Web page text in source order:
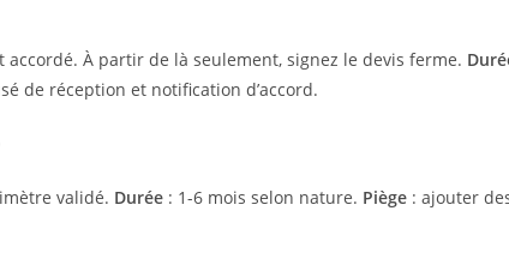
À partir de là seulement, signez le devis ferme.
de réception et notification d’accord.
validé. Durée : 1-6 mois selon nature. Piège : ajouter